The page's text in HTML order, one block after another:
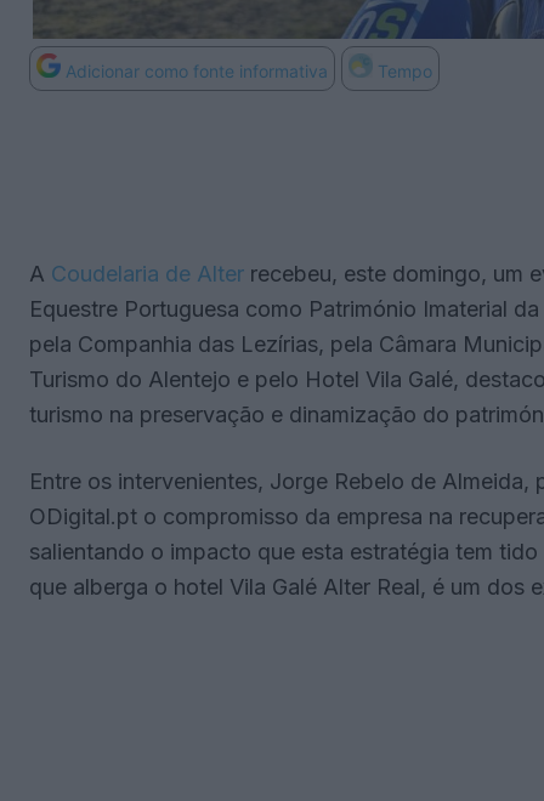
Adicionar como fonte informativa Tempo
A Coudelaria de Alter recebeu, este domingo, um
Equestre Portuguesa como Património Imaterial
pela Companhia das Lezírias, pela Câmara
Turismo do Alentejo e pelo Hotel Vila Galé,
turismo na preservação e dinamização do
Entre os intervenientes, Jorge Rebelo de
ODigital.pt o compromisso da empresa na
salientando o impacto que esta estratégia tem
que alberga o hotel Vila Galé Alter Real, é um dos